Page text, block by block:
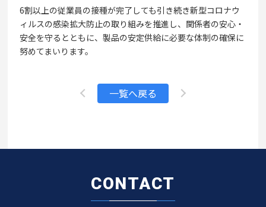
6割以上の従業員の接種が完了しても引き続き新型コロナウ
ィルスの感染拡大防止の取り組みを推進し、関係者の安心・
安全を守るとともに、製品の安定供給に必要な体制の確保に
努めてまいります。
一覧へ戻る
CONTACT